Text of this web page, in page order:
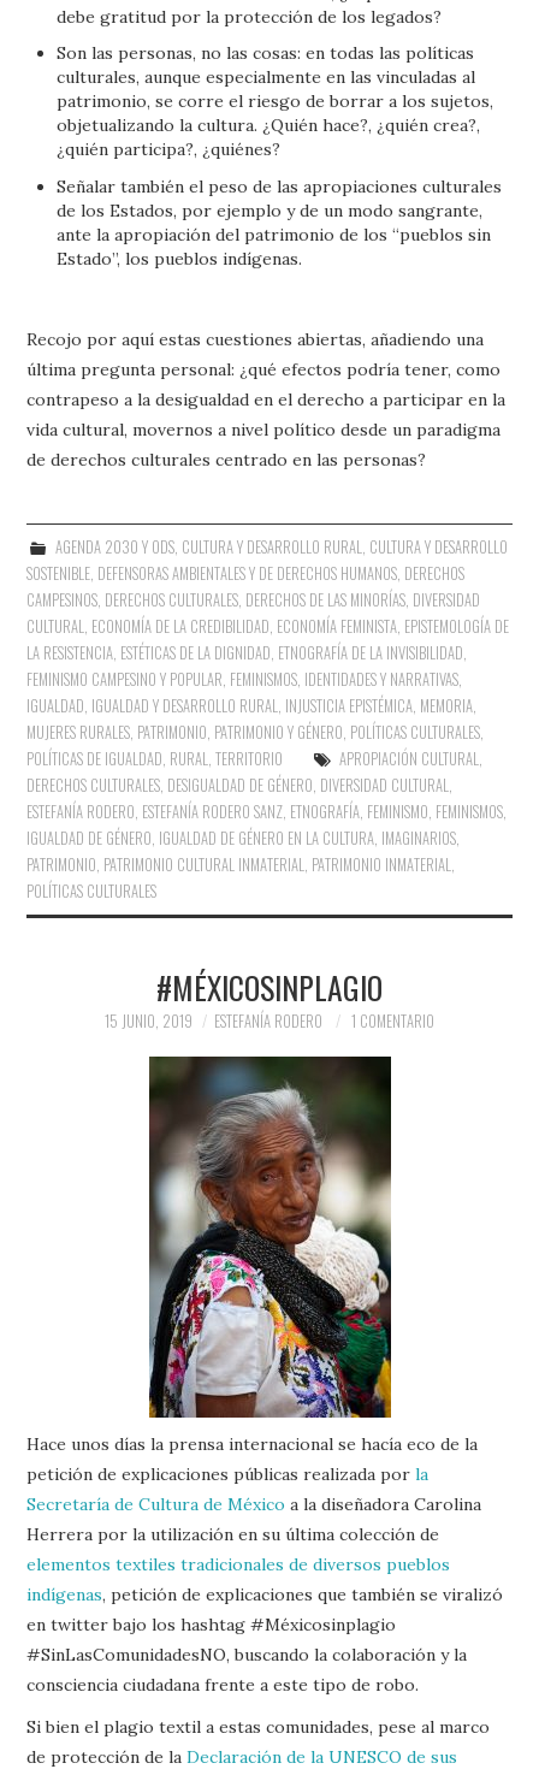
debe gratitud por la protección de los legados?
Son las personas, no las cosas: en todas las políticas
culturales, aunque especialmente en las vinculadas al
patrimonio, se corre el riesgo de borrar a los sujetos,
objetualizando la cultura. ¿Quién hace?, ¿quién crea?,
¿quién participa?, ¿quiénes?
Señalar también el peso de las apropiaciones culturales
de los Estados, por ejemplo y de un modo sangrante,
ante la apropiación del patrimonio de los “pueblos sin
Estado”, los pueblos indígenas.
Recojo por aquí estas cuestiones abiertas, añadiendo una
última pregunta personal: ¿qué efectos podría tener, como
contrapeso a la desigualdad en el derecho a participar en la
vida cultural, movernos a nivel político desde un paradigma
de derechos culturales centrado en las personas?
AGENDA 2030 Y ODS, CULTURA Y DESARROLLO RURAL, CULTURA Y DESARROLLO
SOSTENIBLE, DEFENSORAS AMBIENTALES Y DE DERECHOS HUMANOS, DERECHOS
CAMPESINOS, DERECHOS CULTURALES, DERECHOS DE LAS MINORÍAS, DIVERSIDAD
CULTURAL, ECONOMÍA DE LA CREDIBILIDAD, ECONOMÍA FEMINISTA, EPISTEMOLOGÍA DE
LA RESISTENCIA, ESTÉTICAS DE LA DIGNIDAD, ETNOGRAFÍA DE LA INVISIBILIDAD,
FEMINISMO CAMPESINO Y POPULAR, FEMINISMOS, IDENTIDADES Y NARRATIVAS,
IGUALDAD, IGUALDAD Y DESARROLLO RURAL, INJUSTICIA EPISTÉMICA, MEMORIA,
MUJERES RURALES, PATRIMONIO, PATRIMONIO Y GÉNERO, POLÍTICAS CULTURALES,
POLÍTICAS DE IGUALDAD, RURAL,TERRITORIO APROPIACIÓN CULTURAL,
DERECHOS CULTURALES, DESIGUALDAD DE GÉNERO, DIVERSIDAD CULTURAL,
ESTEFANÍA RODERO, ESTEFANÍA RODERO SANZ, ETNOGRAFÍA, FEMINISMO, FEMINISMOS,
IGUALDAD DE GÉNERO, IGUALDAD DE GÉNERO EN LA CULTURA, IMAGINARIOS,
PATRIMONIO, PATRIMONIO CULTURAL INMATERIAL, PATRIMONIO INMATERIAL,
POLÍTICAS CULTURALES
#MÉXICOSINPLAGIO
15 JUNIO, 2019 ESTEFANÍA RODERO 1 COMENTARIO
Hace unos días la prensa internacional se hacía eco de la
petición de explicaciones públicas realizada porla
Secretaría de Cultura de México a la diseñadora Carolina
Herrera por la utilización en su última colección de
elementos textiles tradicionales de diversos pueblos
indígenas, petición de explicaciones que también se viralizó
en twitter bajo los hashtag #Méxicosinplagio
#SinLasComunidadesNO, buscando la colaboración y la
consciencia ciudadana frente a este tipo de robo.
Si bien el plagio textil a estas comunidades, pese al marco
de protección de laDeclaración de la UNESCO de sus